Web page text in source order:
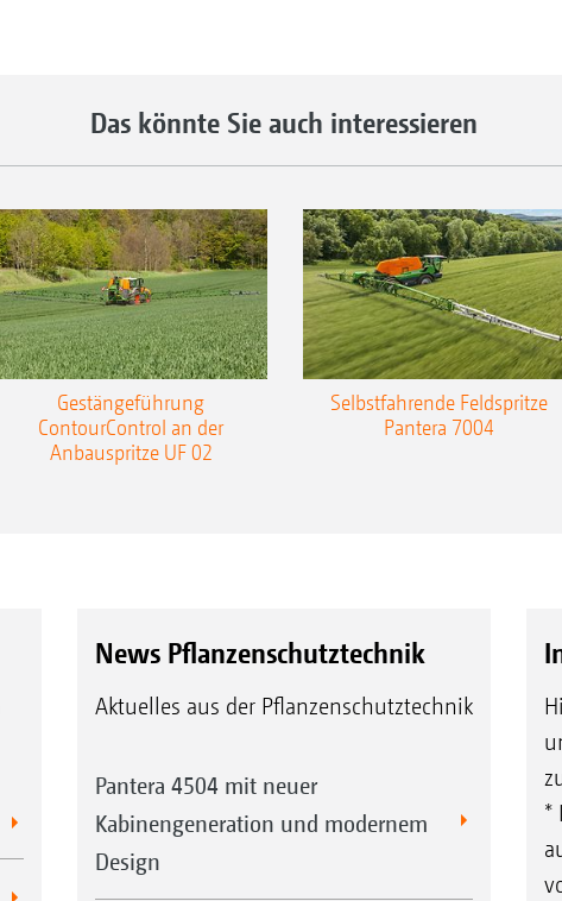
Das könnte Sie auch interessieren
Gestängeführung
ContourControl an der
Anbauspritze UF 02
Selbstfahrende Feldspritze
Pantera 7004
News Pflanzenschutztechnik
Aktuelles aus der Pflanzenschutztechnik
Pantera 4504 mit neuer
Kabinengeneration und modernem
Design
*